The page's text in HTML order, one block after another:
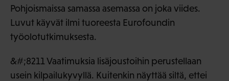
Pohjoismaissa samassa asemassa on joka viides.
Luvut käyvät ilmi tuoreesta Eurofoundin
työolotutkimuksesta.
&#;8211 Vaatimuksia lisäjoustoihin perustellaan
usein kilpailukyvyllä. Kuitenkin näyttää siltä, ettei